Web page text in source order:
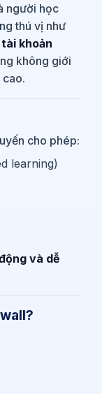
người học
thú vị như
tài khoản
không giới
cao.
cho phép:
learning)
và dễ